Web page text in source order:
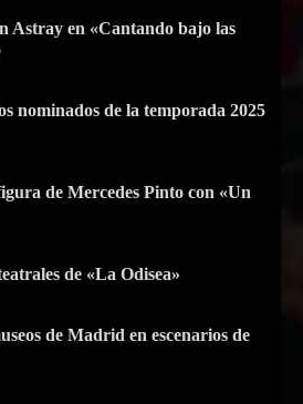
Astray en «Cantando bajo las
nominados de la temporada 2025
de Mercedes Pinto con «Un
de «La Odisea»
de Madrid en escenarios de